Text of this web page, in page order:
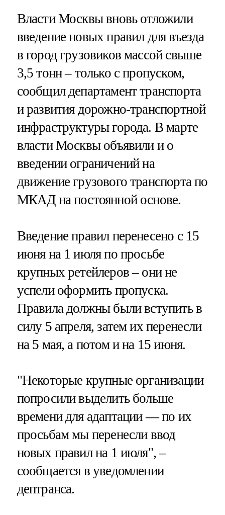
Власти Москвы вновь отложили
введение новых правил для въезда
в город грузовиков массой свыше
3,5 тонн – только с пропуском,
сообщил департамент транспорта
и развития дорожно-транспортной
инфраструктуры города. В марте
власти Москвы объявили и о
введении ограничений на
движение грузового транспорта по
МКАД на постоянной основе.
Введение правил перенесено с 15
июня на 1 июля по просьбе
крупных ретейлеров – они не
успели оформить пропуска.
Правила должны были вступить в
силу 5 апреля, затем их перенесли
на 5 мая, а потом и на 15 июня.
"Некоторые крупные организации
попросили выделить больше
времени для адаптации — по их
просьбам мы перенесли ввод
новых правил на 1 июля", –
сообщается в уведомлении
дептранса.